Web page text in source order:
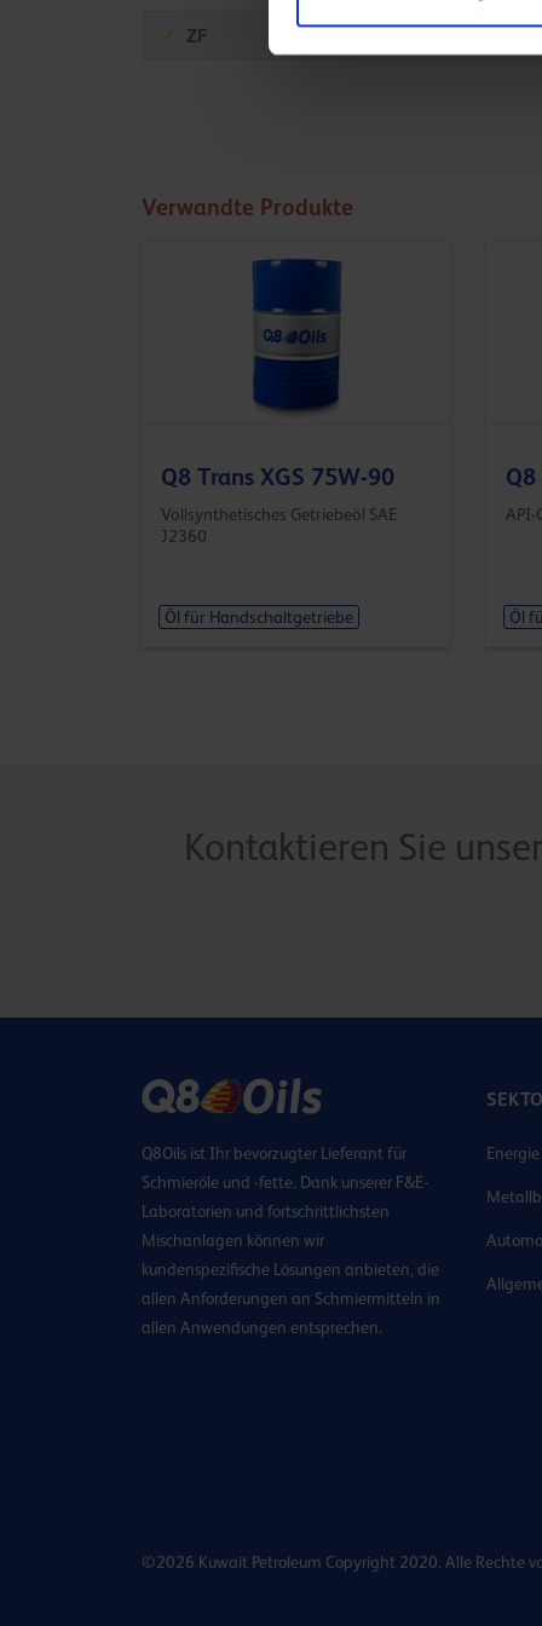
ZF
Verwandte Produkte
Q8 Trans XGS 75W-90
Vollsynthetisches Getriebeöl SAE
J2360
Öl für Handschaltgetriebe
Q8
API-
Öl
Kontaktieren Sie
Q8Oils ist Ihr bevorzugter Lieferant für
Schmieröle und -fette. Dank unserer F&E-
Laboratorien und fortschrittlichsten
Mischanlagen können wir
kundenspezifische Lösungen anbieten, die
allen Anforderungen an Schmiermitteln in
allen Anwendungen entsprechen.
Energie
©2026 Kuwait Petroleum Copyright 2020. Alle Rechte